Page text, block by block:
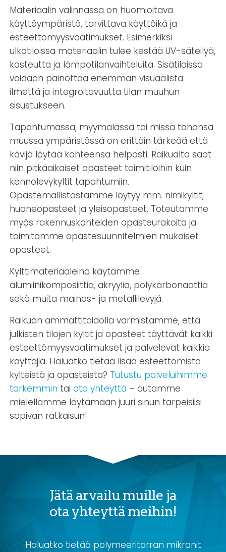
Materiaalin valinnassa on huomioitava
käyttöympäristö, tarvittava käyttöikä ja
esteettömyysvaatimukset. Esimerkiksi
ulkotiloissa materiaalin tulee kestää UV-säteilyä,
kosteutta ja lämpötilanvaihteluita. Sisätiloissa
voidaan painottaa enemmän visuaalista
ilmettä ja integroitavuutta tilan muuhun
sisustukseen.
Tapahtumassa, myymälässä tai missä tahansa
muussa ympäristössä on erittäin tärkeää että
kävijä löytää kohteensa helposti. Raikualta saat
niin pitkäaikaiset opasteet toimitiloihin kuin
kennolevykyltit tapahtumiin.
Opastemallistostamme löytyy mm. nimikyltit,
huoneopasteet ja yleisopasteet. Toteutamme
myös rakennuskohteiden opasteurakoita ja
toimitamme opastesuunnitelmien mukaiset
opasteet.
Kylttimateriaaleina käytämme
alumiinikomposiittia, akryylia, polykarbonaattia
sekä muita mainos- ja metallilevyjä.
Raikuan ammattitaidolla varmistamme, että
julkisten tilojen kyltit ja opasteet täyttävät kaikki
esteettömyysvaatimukset ja palvelevat kaikkia
käyttäjiä. Haluatko tietää lisää esteettömistä
kylteistä ja opasteista? Tutustu palveluihimme
tarkemmin taiota yhteyttä – autamme
mielellämme löytämään juuri sinun tarpeisiisi
sopivan ratkaisun!
Jätä arvailu muille ja
ota yhteyttä meihin!
Haluatko tietää polymeeritarran mikronit